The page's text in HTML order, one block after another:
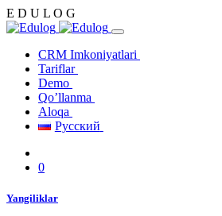
E D U L O G
CRM Imkoniyatlari
Tariflar
Demo
Qo’llanma
Aloqa
Русский
0
Yangiliklar